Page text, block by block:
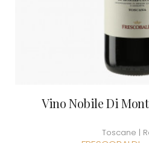
Vino Nobile Di
Toscane |